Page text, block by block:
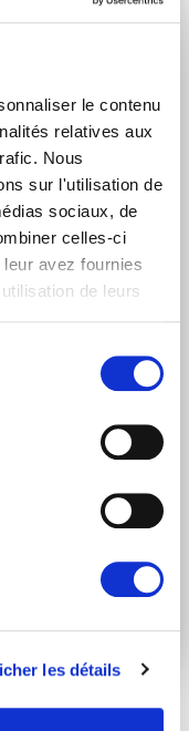
le contenu
relatives aux
Nous
sur l'utilisation de
sociaux, de
celles-ci
avez fournies
de leurs
les détails
de presse)
Campagnes)
et
.